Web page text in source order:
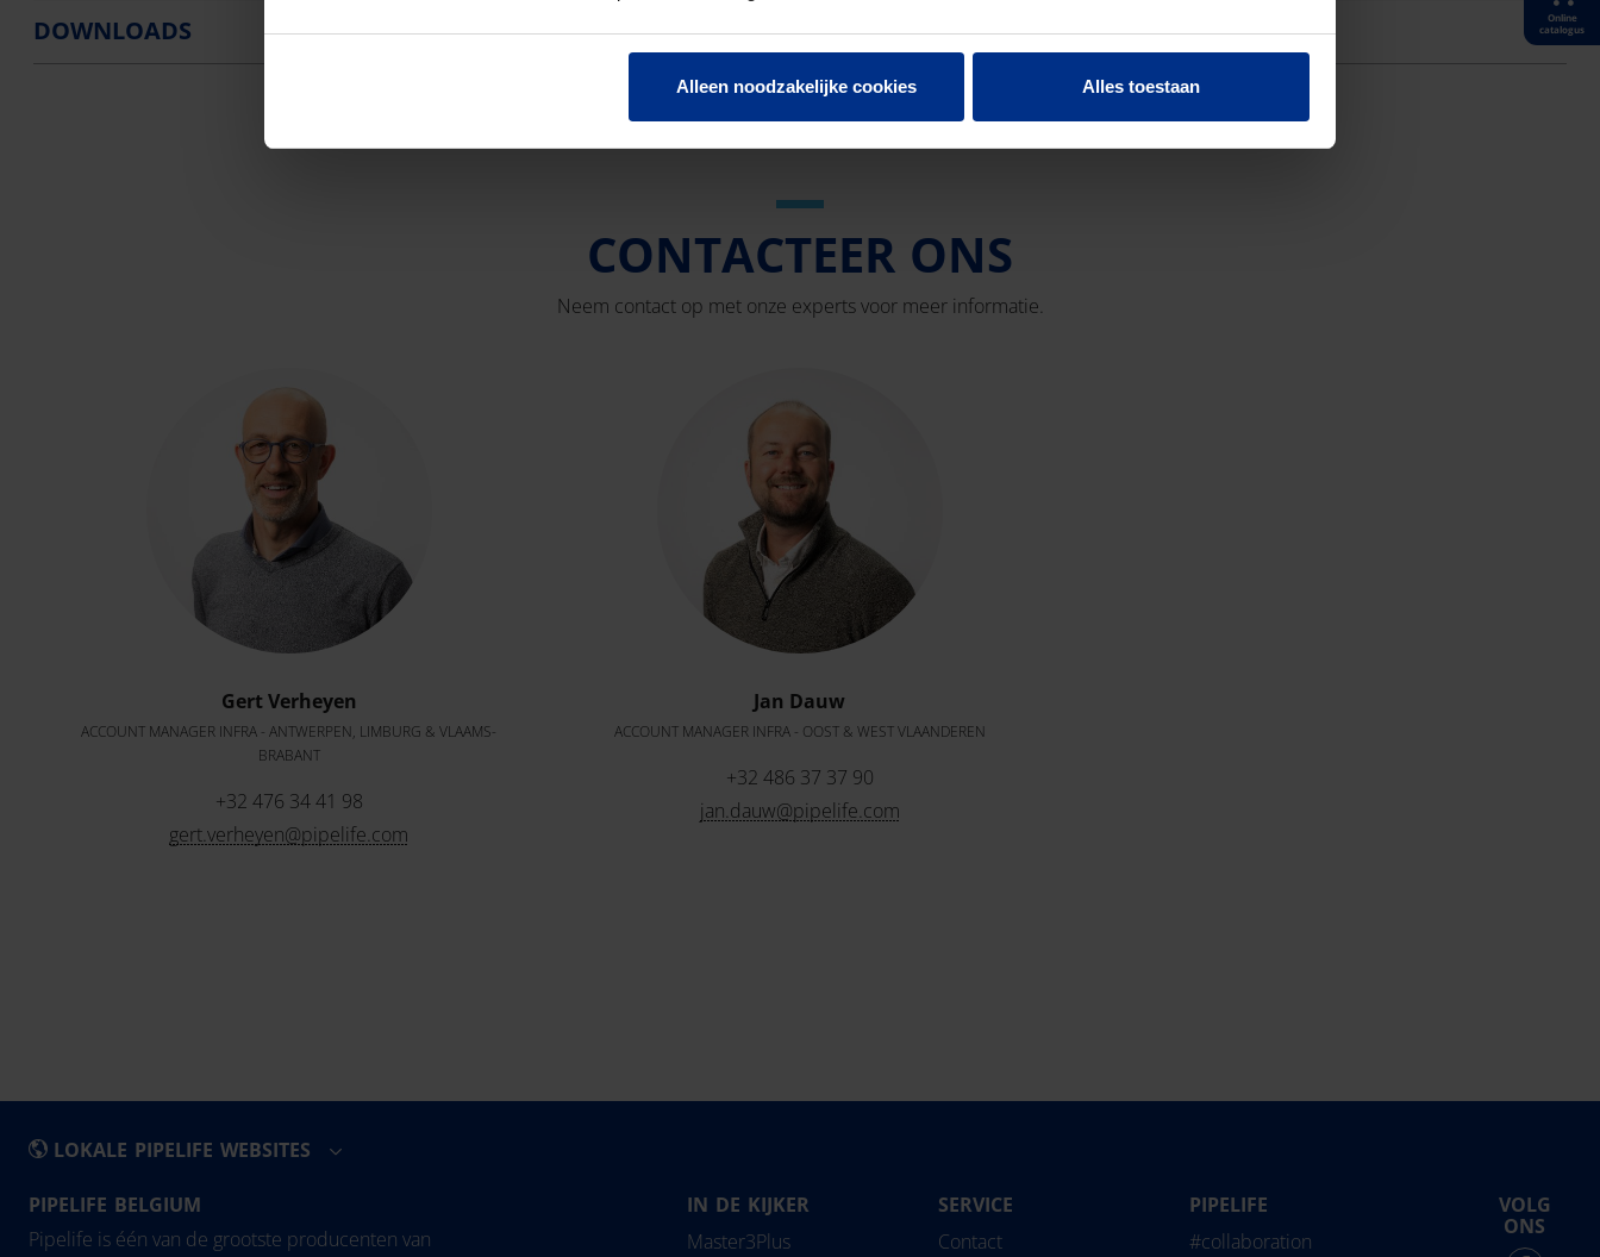
Alleen noodzakelijke cookies Alles toestaan
DOWNLOADS
CONTACTEER ONS
Neem contact op met onze experts voor meer informatie.
Gert Verheyen
ACCOUNT MANAGER INFRA - ANTWERPEN, LIMBURG & VLAAMS-
BRABANT
+32 476 34 41 98
gert.verheyen@pipelife.com
Jan Dauw
ACCOUNT MANAGER INFRA - OOST & WEST VLAANDEREN
+32 486 37 37 90
jan.dauw@pipelife.com
Online
catalogus
LOKALE PIPELIFE WEBSITES
België - Nederlands
PIPELIFE BELGIUM
Pipelife is één van de grootste producenten van
IN DE KIJKER
Master3Plus
SERVICE
Contact
PIPELIFE
#collaboration
VOLG
ONS